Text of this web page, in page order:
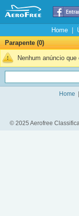
Home|
Parapente (0)
Nenhum anúncio
Home
© 2025 Aerofree